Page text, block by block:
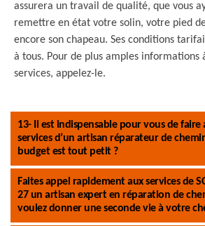
assurera un travail de qualité, que vous
remettre en état votre solin, votre pied
encore son chapeau. Ses conditions
à tous. Pour de plus amples informations
services, appelez-le.
13- Il est indispensable pour vous de faire
services d’un artisan réparateur de
budget est tout petit ?
Faites appel rapidement aux services de
27 un artisan expert en réparation de
voulez donner une seconde vie à votre